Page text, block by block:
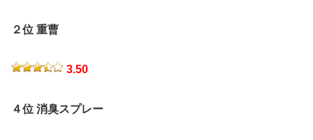
２位 重曹
3.50
４位 消臭スプレー